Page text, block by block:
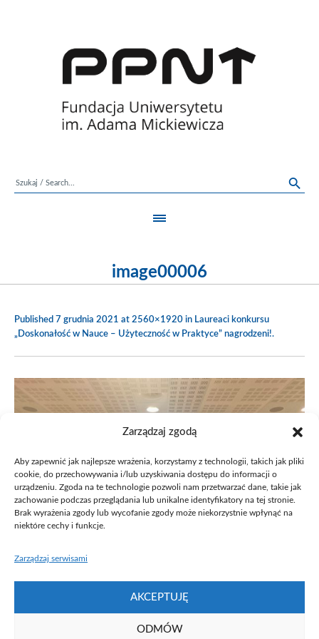
Zarządzaj zgodą
Aby zapewnić jak najlepsze wrażenia, korzystamy z technologii, takich jak pliki
cookie, do przechowywania i/lub uzyskiwania dostępu do informacji o
urządzeniu. Zgoda na te technologie pozwoli nam przetwarzać dane, takie jak
zachowanie podczas przeglądania lub unikalne identyfikatory na tej stronie.
Brak wyrażenia zgody lub wycofanie zgody może niekorzystnie wpłynąć na
niektóre cechy i funkcje.
Zarządzaj serwisami
AKCEPTUJĘ
ODMÓW
image00006
Published 7 grudnia 2021 at 2560×1920 in Laureaci konkursu
„Doskonałość w Nauce – Użyteczność w Praktyce” nagrodzeni!.